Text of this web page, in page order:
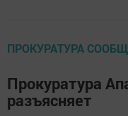
ПРОКУРАТУРА
Прокуратура
разъясняет